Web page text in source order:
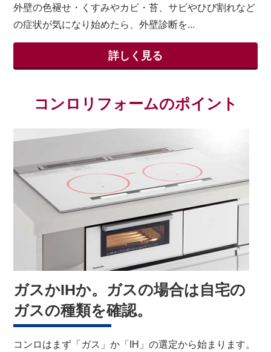
外壁の色褪せ・くすみやカビ・苔、サビやひび割れなど
の症状が気になり始めたら、外壁診断を...
詳しく見る
コンロリフォームのポイント
ガスかIHか。ガスの場合は自宅の
ガスの種類を確認。
コンロはまず「ガス」か「IH」の選定から始まります。